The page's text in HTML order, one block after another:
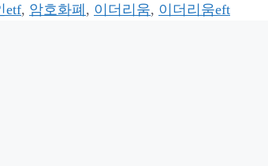
etf, 암호화폐, 이더리움, 이더리움eft